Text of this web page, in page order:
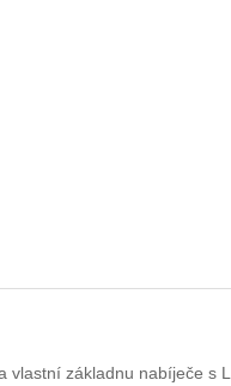
základnu nabíječe s